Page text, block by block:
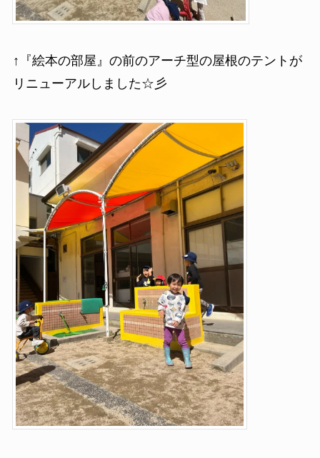
↑『絵本の部屋』の前のアーチ型の屋根のテントが
リニューアルしました☆彡